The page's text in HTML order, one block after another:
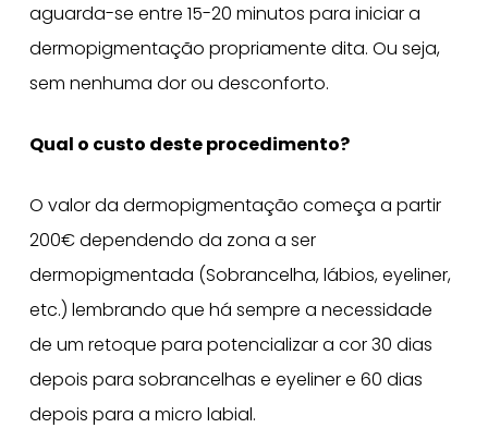
aguarda-se entre 15-20 minutos para iniciar a
dermopigmentação propriamente dita. Ou seja,
sem nenhuma dor ou desconforto.
Qual o custo deste procedimento?
O valor da dermopigmentação começa a partir
200€ dependendo da zona a ser
dermopigmentada (Sobrancelha, lábios, eyeliner,
etc.) lembrando que há sempre a necessidade
de um retoque para potencializar a cor 30 dias
depois para sobrancelhas e eyeliner e 60 dias
depois para a micro labial.